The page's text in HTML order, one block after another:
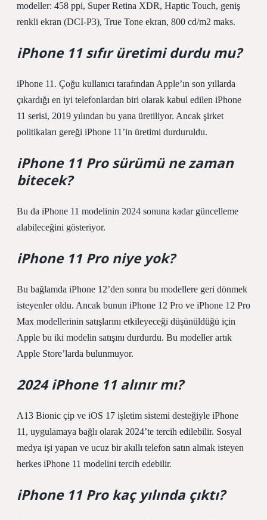
modeller: 458 ppi, Super Retina XDR, Haptic Touch, geniş
renkli ekran (DCI-P3), True Tone ekran, 800 cd/m2 maks.
iPhone 11 sıfır üretimi durdu mu?
iPhone 11. Çoğu kullanıcı tarafından Apple’ın son yıllarda
çıkardığı en iyi telefonlardan biri olarak kabul edilen iPhone
11 serisi, 2019 yılından bu yana üretiliyor. Ancak şirket
politikaları gereği iPhone 11’in üretimi durduruldu.
iPhone 11 Pro sürümü ne zaman
bitecek?
Bu da iPhone 11 modelinin 2024 sonuna kadar güncelleme
alabileceğini gösteriyor.
iPhone 11 Pro niye yok?
Bu bağlamda iPhone 12’den sonra bu modellere geri dönmek
isteyenler oldu. Ancak bunun iPhone 12 Pro ve iPhone 12 Pro
Max modellerinin satışlarını etkileyeceği düşünüldüğü için
Apple bu iki modelin satışını durdurdu. Bu modeller artık
Apple Store’larda bulunmuyor.
2024 iPhone 11 alınır mı?
A13 Bionic çip ve iOS 17 işletim sistemi desteğiyle iPhone
11, uygulamaya bağlı olarak 2024’te tercih edilebilir. Sosyal
medya işi yapan ve ucuz bir akıllı telefon satın almak isteyen
herkes iPhone 11 modelini tercih edebilir.
iPhone 11 Pro kaç yılında çıktı?